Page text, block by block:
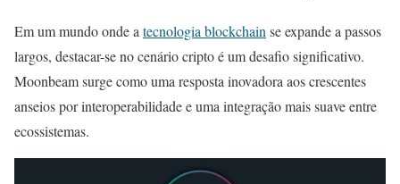
Em um mundo onde a tecnologia blockchain se expande a passos
largos, destacar-se no cenário cripto é um desafio significativo.
Moonbeam surge como uma resposta inovadora aos crescentes
anseios por interoperabilidade e uma integração mais suave entre
ecossistemas.